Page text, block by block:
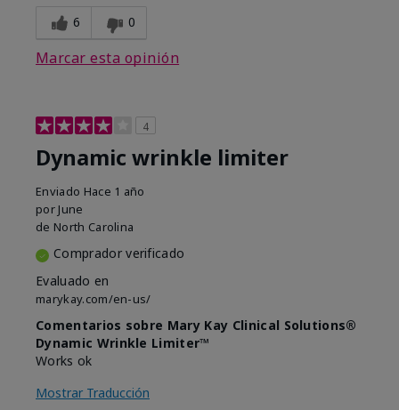
6 0
Marcar esta opinión
4
Dynamic wrinkle limiter
Enviado Hace 1 año
por June
de North Carolina
Comprador verificado
Evaluado en
marykay.com/en-us/
Comentarios sobre Mary Kay Clinical Solutions®
Dynamic Wrinkle Limiter™
Works ok
Mostrar Traducción